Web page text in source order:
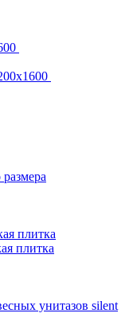
плитка
плитка
унитазов silent